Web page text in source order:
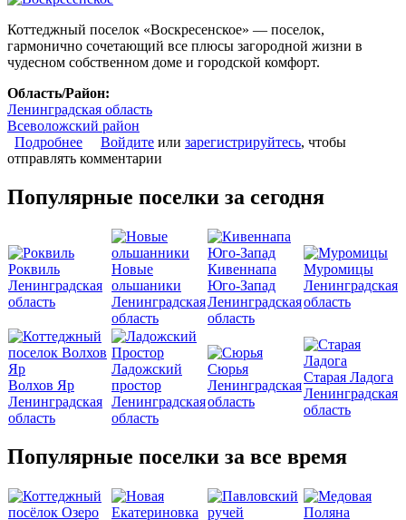
Коттеджный поселок «Воскресенское» — поселок,
гармонично сочетающий все плюсы загородной жизни в
чудесном собственном доме и городской комфорт.
Область/Район:
Ленинградская область
Всеволожский район
Подробнее о Коттеджный поселок «Воскресенское»
Войдите или зарегистрируйтесь, чтобы
отправлять комментарии
Популярные поселки за сегодня
Роквиль
Ленинградская
область
Новые
ольшаники
Ленинградская
область
Кивеннапа
Юго-Запад
Ленинградская
область
Муромицы
Ленинградская
область
Волхов Яр
Ленинградская
область
Ладожский
простор
Ленинградская
область
Сюрья
Ленинградская
область
Старая Ладога
Ленинградская
область
Популярные поселки за все время